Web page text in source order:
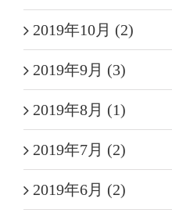
2019年10月 (2)
2019年9月 (3)
2019年8月 (1)
2019年7月 (2)
2019年6月 (2)